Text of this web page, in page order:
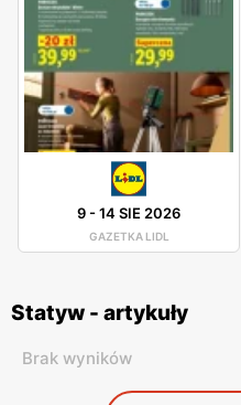
9-14 SIE 2026
GAZETKA LIDL
Statyw - artykuły
Brak wyników